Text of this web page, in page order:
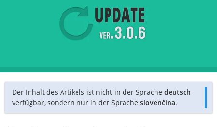
Der Inhalt des Artikels ist nicht in der Sprache deutsch
verfügbar, sondern nur in der Sprache slovenčina.